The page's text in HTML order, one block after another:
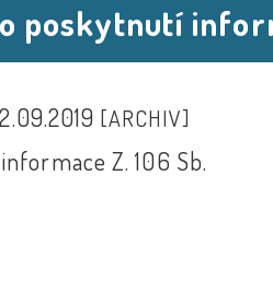
poskytnutí
[ARCHIV]
Z. 106 Sb.